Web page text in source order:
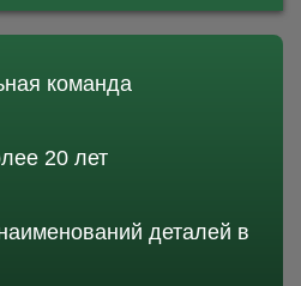
команда
20 лет
деталей в